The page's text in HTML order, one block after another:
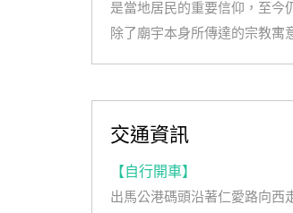
是當地居民的重要信仰，至今
除了廟宇本身所傳達的宗教寓
交通資訊
【自行開車】
出馬公港碼頭沿著仁愛路向